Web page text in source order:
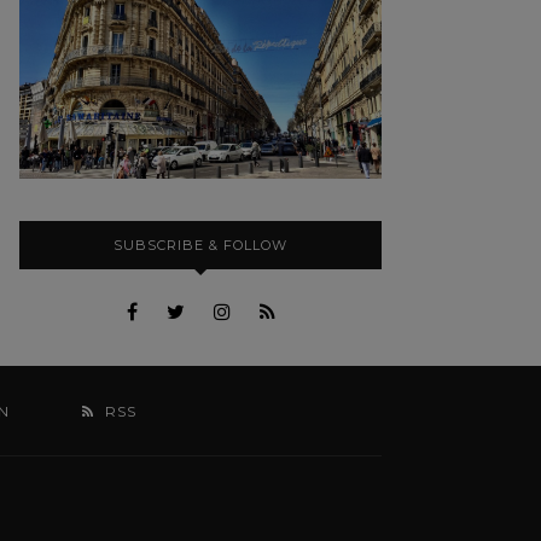
SUBSCRIBE & FOLLOW
RSS